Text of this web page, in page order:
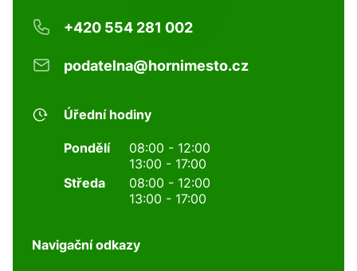
+420 554 281 002
podatelna@hornimesto.cz
Úřední hodiny
Pondělí
08:00 - 12:00
13:00 - 17:00
Středa
08:00 - 12:00
13:00 - 17:00
Navigační odkazy